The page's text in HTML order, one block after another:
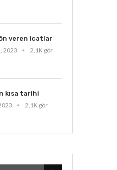
veren icatlar
2023
2,1K gör
kısa tarihi
2,1K gör